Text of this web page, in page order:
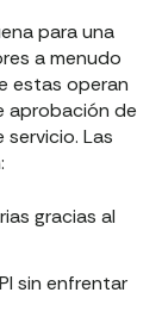
para una
a menudo
estas operan
aprobación de
Las
gracias al
sin enfrentar